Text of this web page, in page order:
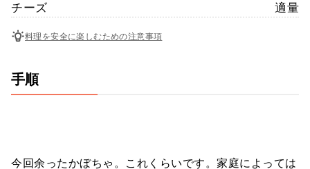
チーズ
適量
料理を安全に楽しむための注意事項
手順
今回余ったかぼちゃ。これくらいです。家庭によっては